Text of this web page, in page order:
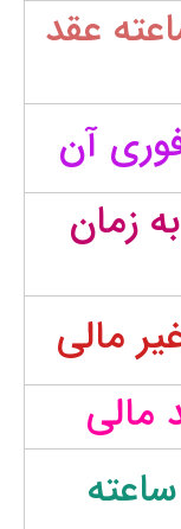
فوری و 24 ساعته عقد
آن
زمان
مالی
مالی